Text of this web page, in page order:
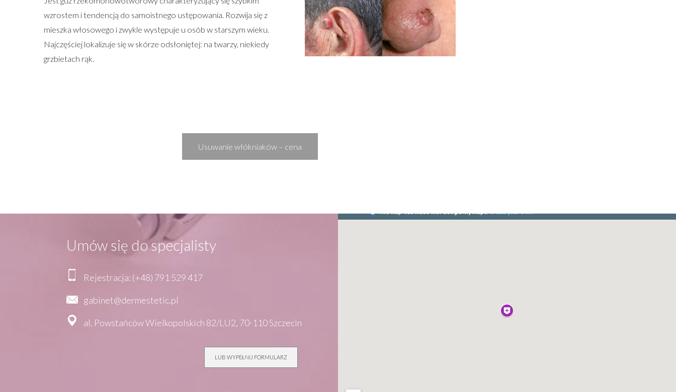
wzrostem i tendencją do samoistnego ustępowania. Rozwija się z
mieszka włosowego i zwykle występuje u osób w starszym wieku.
Najczęściej lokalizuje się w skórze odsłoniętej: na twarzy, niekiedy
grzbietach rąk.
Usuwanie włókniaków – cena
Umów się do specjalisty
Rejestracja: (+48) 791 529 417
gabinet@dermestetic.pl
al. Powstańców Wielkopolskich 82/LU2, 70-110 Szczecin
LUB WYPEŁNIJ FORMULARZ